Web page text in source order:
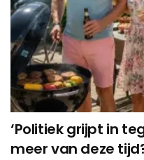
‘Politiek grijpt in
meer van deze